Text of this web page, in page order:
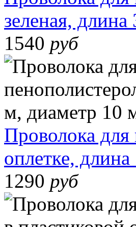
зеленая,
1540 руб
Проволока для
оплетке,
1290 руб